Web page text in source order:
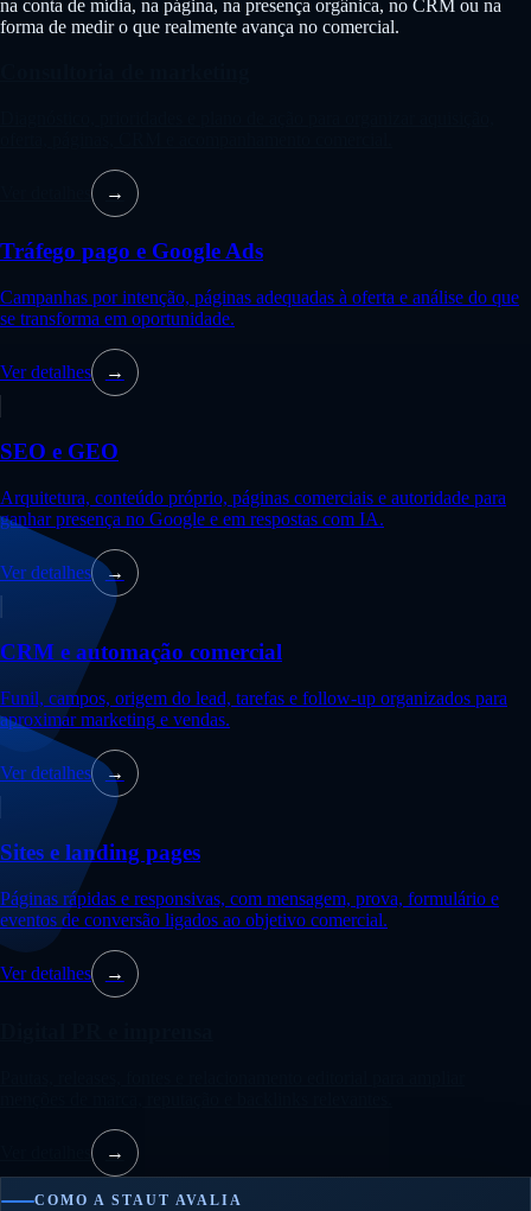
na conta de mídia, na página, na presença orgânica, no CRM ou na
forma de medir o que realmente avança no comercial.
→
Tráfego pago e Google Ads
Campanhas por intenção, páginas adequadas à oferta e análise do que
se transforma em oportunidade.
Ver detalhes →
SEO e GEO
Arquitetura, conteúdo próprio, páginas comerciais e autoridade para
ganhar presença no Google e em respostas com IA.
Ver detalhes →
CRM e automação comercial
Funil, campos, origem do lead, tarefas e follow-up organizados para
aproximar marketing e vendas.
Ver detalhes →
Sites e landing pages
Páginas rápidas e responsivas, com mensagem, prova, formulário e
eventos de conversão ligados ao objetivo comercial.
Ver detalhes →
→
COMO A STAUT AVALIA